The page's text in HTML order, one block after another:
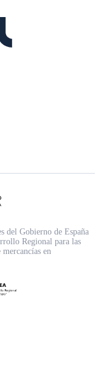
del Gobierno de España
Regional para las
en